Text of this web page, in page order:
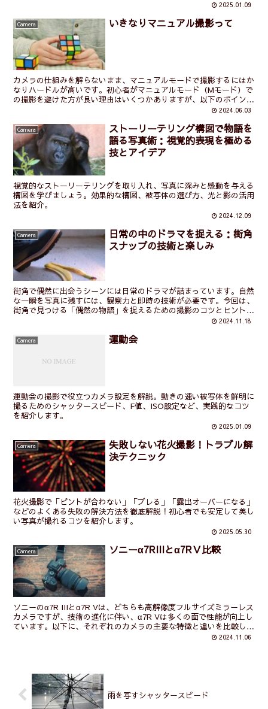
2025.01.09
Camera いきなりマニュアル撮影って
カメラの仕組みを解らないまま、マニュアルモードで撮影するにはか
なりハードルが高いです。初心者がマニュアルモード（Mモード）で
の撮影を避けた方が良い理由はいくつかありますが、以下のポイント
2024.06.03
Camera
ストーリーテリング構図で物語を
語る写真術：視覚的表現を極める
技とアイデア
視覚的なストーリーテリングを取り入れ、写真に深みと感動を与える
構図を学びましょう。効果的な構図、被写体の選び方、光と影の活用
法を紹介。
2024.12.09
Camera
日常の中のドラマを捉える：街角
スナップの技術と楽しみ
街角で偶然に出会うシーンには日常のドラマが詰まっています。自然
な一瞬を写真に残すには、観察力と即時の技術が必要です。今回は、
街角で見つける「偶然の物語」を捉えるための撮影のコツとヒントを
2024.11.18
Camera 運動会
運動会の撮影で役立つカメラ設定を解説。動きの速い被写体を鮮明に
撮るためのシャッタースピード、F値、ISO設定など、実践的なコツ
を紹介します。
2025.01.09
Camera
失敗しない花火撮影！トラブル解
決テクニック
花火撮影で「ピントが合わない」「ブレる」「露出オーバーになる」
などのよくある失敗の解決方法を徹底解説！初心者でも安定して美し
い写真が撮れるコツを紹介します。
2025.05.30
Camera ソニーα7RIIIとα7RＶ比較
ソニーのα7R IIIとα7R Vは、どちらも高解像度フルサイズミラーレス
カメラですが、技術の進化に伴い、α7R Vは多くの面で性能が向上し
ています。以下に、それぞれのカメラの主要な特徴と違いを比較しま
2024.11.06
雨を写すシャッタースピード